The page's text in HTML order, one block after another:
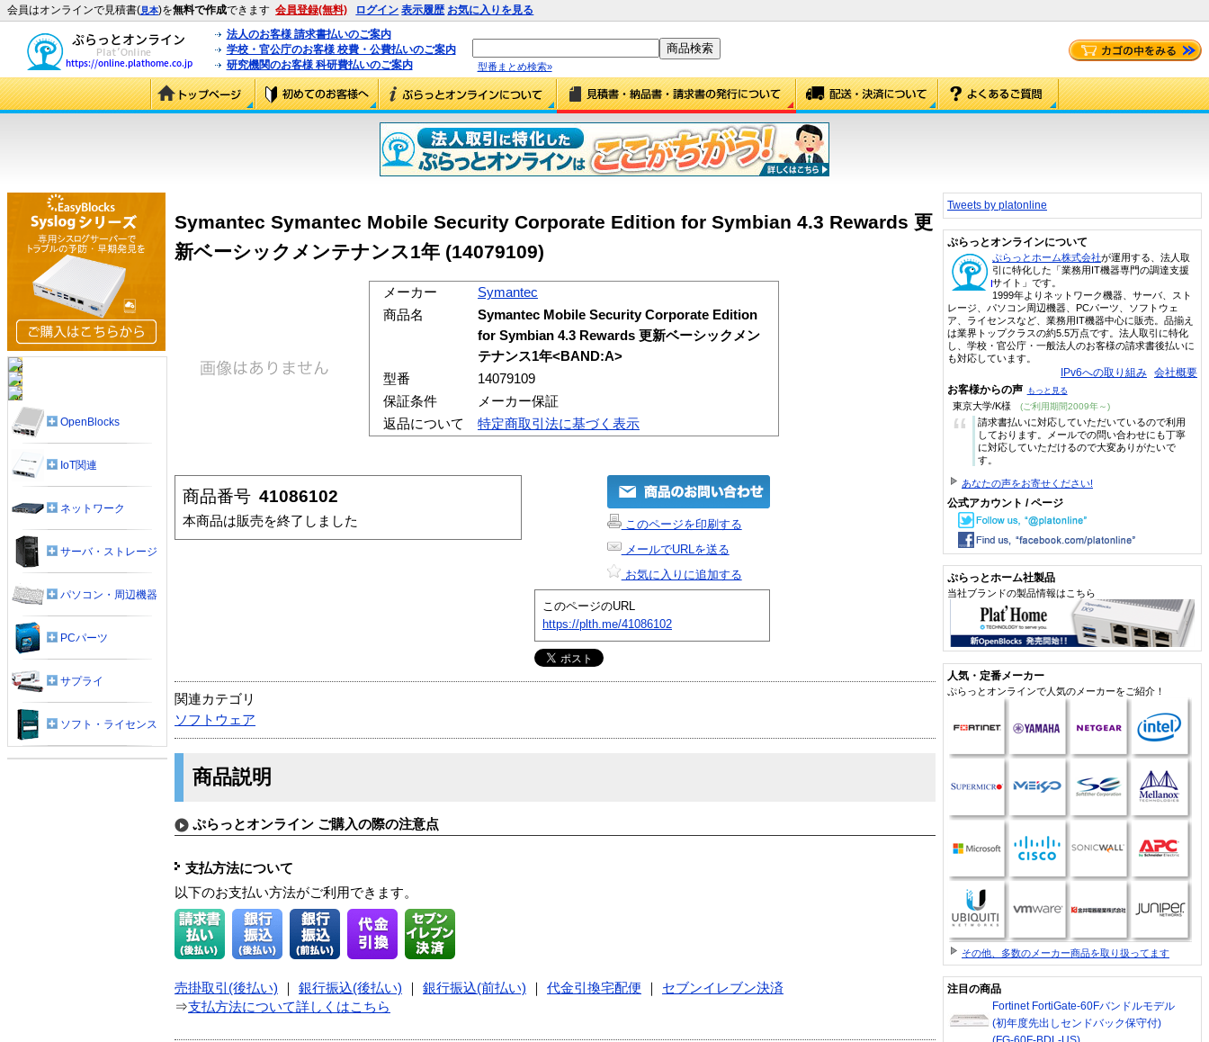
会員はオンラインで見積書(見本)を無料で作成できます 会員登録(無料) ログイン 表示履歴 お気に入りを見る
法人のお客様 請求書払いのご案内
学校・官公庁のお客様 校費・公費払いのご案内
研究機関のお客様 科研費払いのご案内
型番まとめ検索»
Symantec Symantec Mobile Security Corporate Edition for Symbian 4.3 Rewards 更
新ベーシックメンテナンス1年 (14079109)
メーカー
Symantec
商品名
Symantec Mobile Security Corporate Edition
for Symbian 4.3 Rewards 更新ベーシックメン
テナンス1年<BAND:A>
型番
14079109
保証条件
メーカー保証
返品について
特定商取引法に基づく表示
商品番号 41086102
本商品は販売を終了しました
このページを印刷する
メールでURLを送る
お気に入りに追加する
このページのURL
https://plth.me/41086102
関連カテゴリ
ソフトウェア
商品説明
ぷらっとオンライン ご購入の際の注意点
支払方法について
以下のお支払い方法がご利用できます。
売掛取引(後払い) 銀行振込(後払い) 銀行振込(前払い) 代金引換宅配便
セブンイレブン決済
⇒支払方法について詳しくはこちら
OpenBlocks
IoT関連
ネットワーク
サーバ・ストレージ
パソコン・周辺機器
PCパーツ
サプライ
ソフト・ライセンス
Tweets by platonline
ぷらっとオンラインについて
ぷらっとホーム株式会社が運用する、法人取
引に特化した「業務用IT機器専門の調達支援
サイト」です。
1999年よりネットワーク機器、サーバ、スト
レージ、パソコン周辺機器、PCパーツ、ソフトウェ
ア、ライセンスなど、業務用IT機器中心に販売。品揃え
は業界トップクラスの約5.5万点です。法人取引に特化
し、学校・官公庁・一般法人のお客様の請求書後払いに
も対応しています。
IPv6への取り組み 会社概要
お客様からの声 もっと見る
東京大学/K様 (ご利用期間2009年～)
“
請求書払いに対応していただいているので利用
しております。メールでの問い合わせにも丁寧
に対応していただけるので大変ありがたいで
す。
あなたの声をお寄せください!
公式アカウント / ページ
ぷらっとホーム社製品
当社ブランドの製品情報はこちら
人気・定番メーカー
ぷらっとオンラインで人気のメーカーをご紹介！
その他、多数のメーカー商品を取り扱ってます
注目の商品
Fortinet FortiGate-60Fバンドルモデル
(初年度先出しセンドバック保守付)